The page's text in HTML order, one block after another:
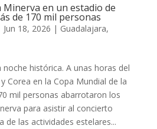
en un estadio de
de 170 mil personas
Jun 18, 2026 | Guadalajara,
noche histórica. A unas horas del
Corea en la Copa Mundial de la
mil personas abarrotaron los
para asistir al concierto
de las actividades estelares...